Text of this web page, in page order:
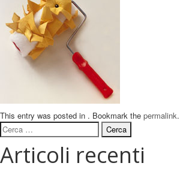
This entry was posted in . Bookmark the permalink.
Ricerca
per:
Articoli recenti